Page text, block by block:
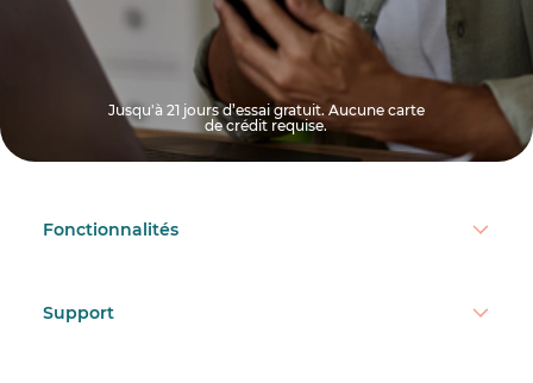
Jusqu'à 21 jours d’essai gratuit. Aucune carte
de crédit requise.
Fonctionnalités
Support